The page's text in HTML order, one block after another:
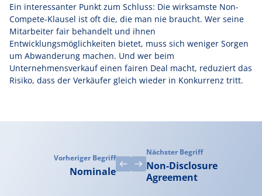
Ein interessanter Punkt zum Schluss: Die wirksamste Non-
Compete-Klausel ist oft die, die man nie braucht. Wer seine
Mitarbeiter fair behandelt und ihnen
Entwicklungsmöglichkeiten bietet, muss sich weniger Sorgen
um Abwanderung machen. Und wer beim
Unternehmensverkauf einen fairen Deal macht, reduziert das
Risiko, dass der Verkäufer gleich wieder in Konkurrenz tritt.
Vorheriger Begriff
Nominale
Nächster Begriff
Non-Disclosure
Agreement